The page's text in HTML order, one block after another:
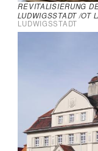
REVITALISIERUNG
LUDWIGSSTADT /OT
LUDWIGSSTADT